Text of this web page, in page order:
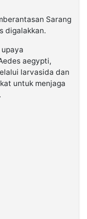
Sarang
digalakkan.
aegypti,
larvasida dan
untuk menjaga